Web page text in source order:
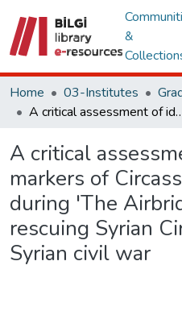
&
Home 03-Institutes
A critical assessment of identity markers of Circassians of Turkey
A critical
markers of
during 'The
rescuing Syrian
Syrian civil war